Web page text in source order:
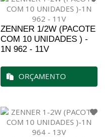
ZENNER 1/2W (PACOTE
COM 10 UNIDADES ) -
1N 962 - 11V
ORÇAMENTO